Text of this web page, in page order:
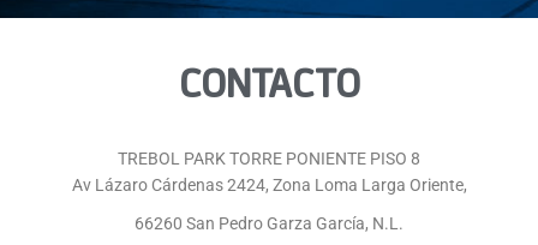
CONTACTO
TREBOL PARK TORRE PONIENTE PISO 8
Av Lázaro Cárdenas 2424, Zona Loma Larga Oriente,
66260 San Pedro Garza García, N.L.